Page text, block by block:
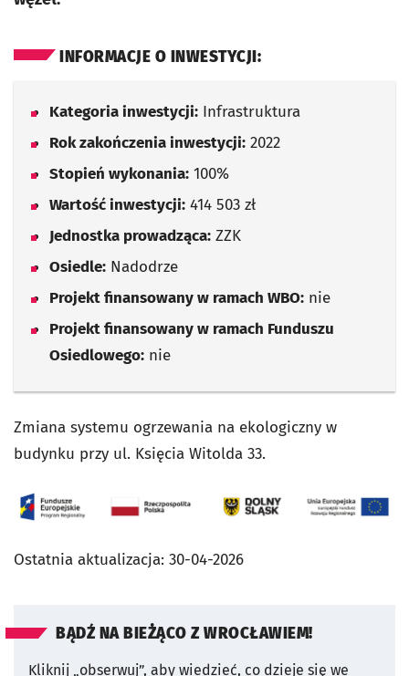
INFORMACJE O INWESTYCJI:
Kategoria inwestycji: Infrastruktura
Rok zakończenia inwestycji: 2022
Stopień wykonania: 100%
Wartość inwestycji: 414 503 zł
Jednostka prowadząca: ZZK
Osiedle: Nadodrze
Projekt finansowany w ramach WBO: nie
Projekt finansowany w ramach Funduszu
Osiedlowego: nie
Zmiana systemu ogrzewania na ekologiczny w
budynku przy ul. Księcia Witolda 33.
Ostatnia aktualizacja: 30-04-2026
BĄDŹ NA BIEŻĄCO Z WROCŁAWIEM!
Kliknij „obserwuj”, aby wiedzieć, co dzieje się we